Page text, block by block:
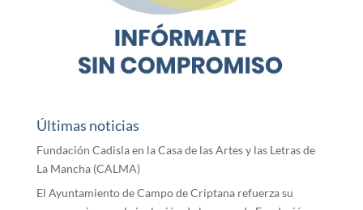
Últimas noticias
Fundación Cadisla en la Casa de las Artes y las Letras de
La Mancha (CALMA)
El Ayuntamiento de Campo de Criptana refuerza su